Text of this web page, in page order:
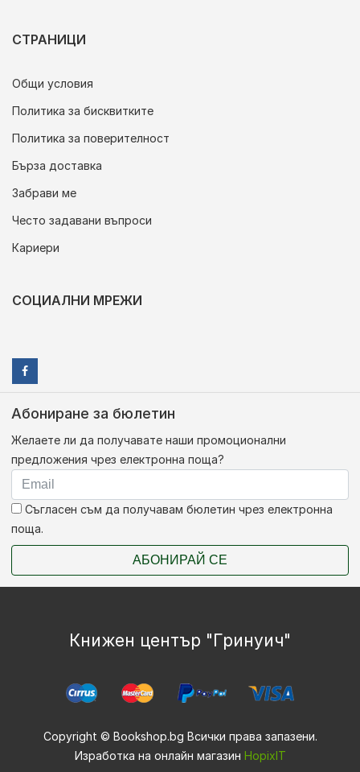
СТРАНИЦИ
Общи условия
Политика за бисквитките
Политика за поверителност
Бърза доставка
Забрави ме
Често задавани въпроси
Кариери
СОЦИАЛНИ МРЕЖИ
Абониране за бюлетин
Желаете ли да получавате наши промоционални
предложения чрез електронна поща?
Съгласен съм да получавам бюлетин чрез електронна
поща.
АБОНИРАЙ СЕ
Книжен център "Гринуич"
Copyright © Bookshop.bg Всички права запазени.
Изработка на онлайн магазин HopixIT